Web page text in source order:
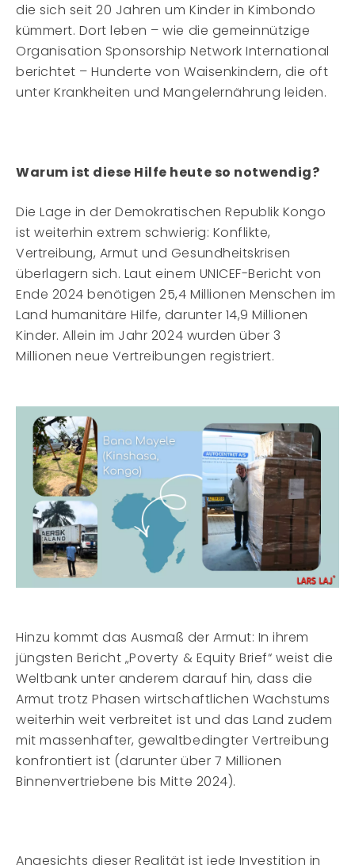
die sich seit 20 Jahren um Kinder in Kimbondo
kümmert. Dort leben – wie die gemeinnützige
Organisation Sponsorship Network International
berichtet – Hunderte von Waisenkindern, die oft
unter Krankheiten und Mangelernährung leiden.
Warum ist diese Hilfe heute so notwendig?
Die Lage in der Demokratischen Republik Kongo
ist weiterhin extrem schwierig: Konflikte,
Vertreibung, Armut und Gesundheitskrisen
überlagern sich. Laut einem UNICEF-Bericht von
Ende 2024 benötigen 25,4 Millionen Menschen im
Land humanitäre Hilfe, darunter 14,9 Millionen
Kinder. Allein im Jahr 2024 wurden über 3
Millionen neue Vertreibungen registriert.
Hinzu kommt das Ausmaß der Armut: In ihrem
jüngsten Bericht „Poverty & Equity Brief“ weist die
Weltbank unter anderem darauf hin, dass die
Armut trotz Phasen wirtschaftlichen Wachstums
weiterhin weit verbreitet ist und das Land zudem
mit massenhafter, gewaltbedingter Vertreibung
konfrontiert ist (darunter über 7 Millionen
Binnenvertriebene bis Mitte 2024).
Angesichts dieser Realität ist jede Investition in